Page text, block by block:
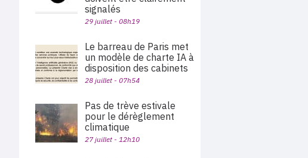
signalés
29 juillet - 08h19
Le barreau de Paris met
un modèle de charte IA à
disposition des cabinets
28 juillet - 07h54
Pas de trève estivale
pour le dérèglement
climatique
27 juillet - 12h10